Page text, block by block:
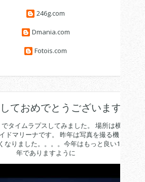
246g.com
Dmania.com
Fotois.com
ておめでとうございます
でタイムラプスしてみました。 場所は横
ドマリーナです。 昨年は写真を撮る機
なりました。。。。今年はもっと良い1
年でありますように